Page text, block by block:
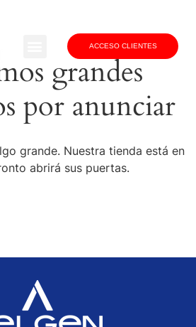
ACCESO CLIENTES
grandes
por anunciar
grande. Nuestra tienda está en
abrirá sus puertas.